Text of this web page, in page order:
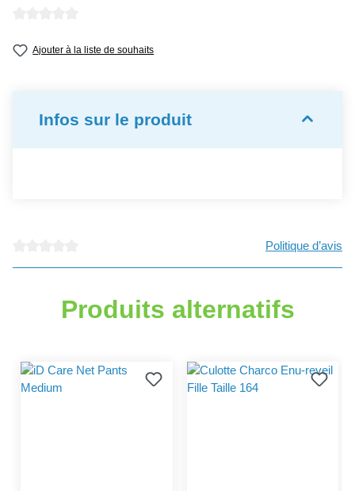
Ajouter à la liste de souhaits
Infos sur le produit
Politique d’avis
Produits alternatifs